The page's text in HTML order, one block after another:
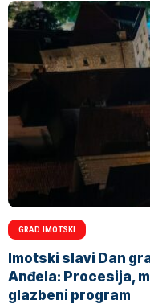
GRAD IMOTSKI
Imotski slavi Dan
Anđela: Procesija,
glazbeni program